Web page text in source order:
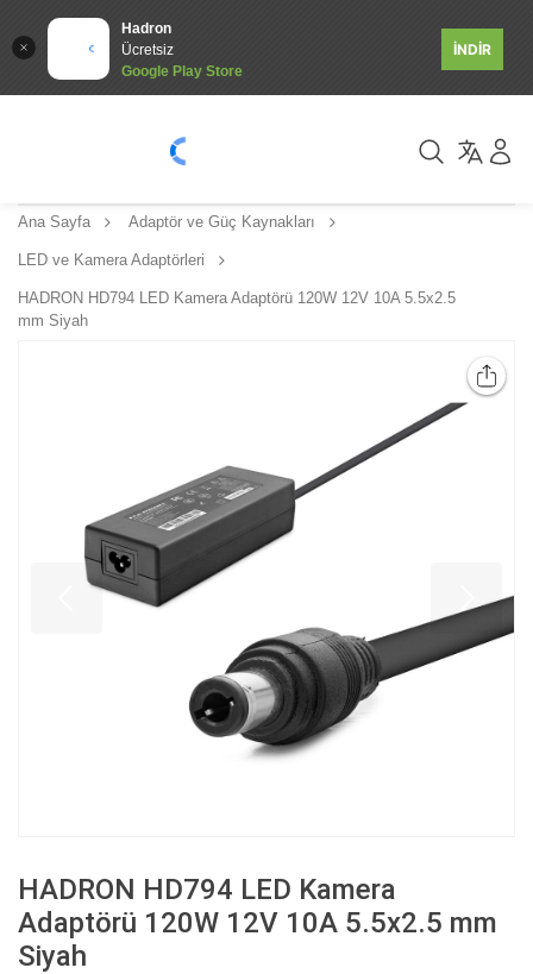
Hadron
Ücretsiz
Google Play Store
İNDİR
Ana Sayfa Adaptör ve Güç Kaynakları
LED ve Kamera Adaptörleri
HADRON HD794 LED Kamera Adaptörü 120W 12V 10A 5.5x2.5
mm Siyah
HADRON HD794 LED Kamera
Adaptörü 120W 12V 10A 5.5x2.5 mm
Siyah